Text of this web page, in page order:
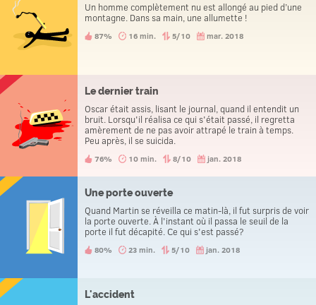
Un homme complètement nu est allongé au pied d’une
montagne. Dans sa main, une allumette !
87% 16 min. 5/10 mar. 2018
Le dernier train
Oscar était assis, lisant le journal, quand il entendit un
bruit. Lorsqu'il réalisa ce qui s'était passé, il regretta
amèrement de ne pas avoir attrapé le train à temps.
Peu après, il se suicida.
76% 10 min. 8/10 jan. 2018
Une porte ouverte
Quand Martin se réveilla ce matin-là, il fut surpris de voir
la porte ouverte. À l'instant où il passa le seuil de la
porte il fut décapité. Ce qui s'est passé?
80% 23 min. 5/10 jan. 2018
L'accident